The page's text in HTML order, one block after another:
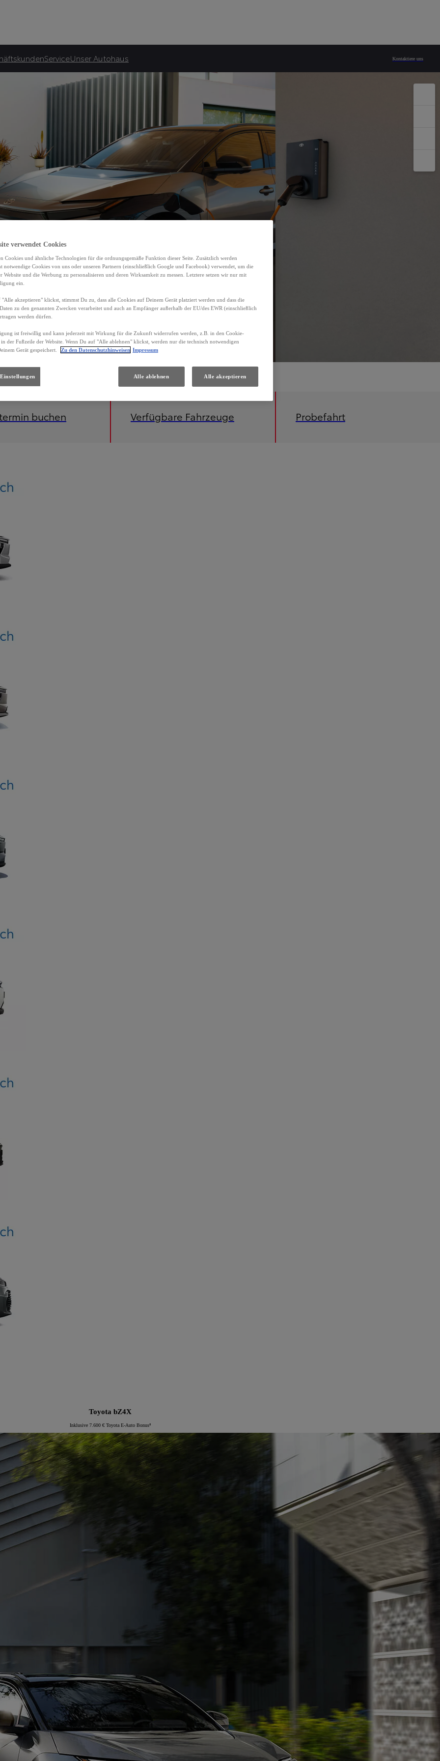
ServiceUnser Autohaus Kontaktiere uns
buchen Verfügbare Fahrzeuge Probefahrt
Toyota bZ4X
Inklusive 7.600 € Toyota E-Auto Bonus⁸
verwendet Cookies
Cookies und ähnliche Technologien für die ordnungsgemäße Funktion dieser Seite. Zusätzlich werden
notwendige Cookies von uns oder unseren Partnern (einschließlich Google und Facebook) verwendet, um die
Website und die Werbung zu personalisieren und deren Wirksamkeit zu messen. Letztere setzen wir nur mit
ein.
akzeptieren" klickst, stimmst Du zu, dass alle Cookies auf Deinem Gerät platziert werden und dass die
zu den genannten Zwecken verarbeitet und auch an Empfänger außerhalb der EU/des EWR (einschließlich
werden dürfen.
ist freiwillig und kann jederzeit mit Wirkung für die Zukunft widerrufen werden, z.B. in den Cookie-
der Fußzeile der Website. Wenn Du auf "Alle ablehnen" klickst, werden nur die technisch notwendigen
Gerät gespeichert.
Zu den Datenschutzhinweisen Impressum
Alle ablehnen Alle akzeptieren